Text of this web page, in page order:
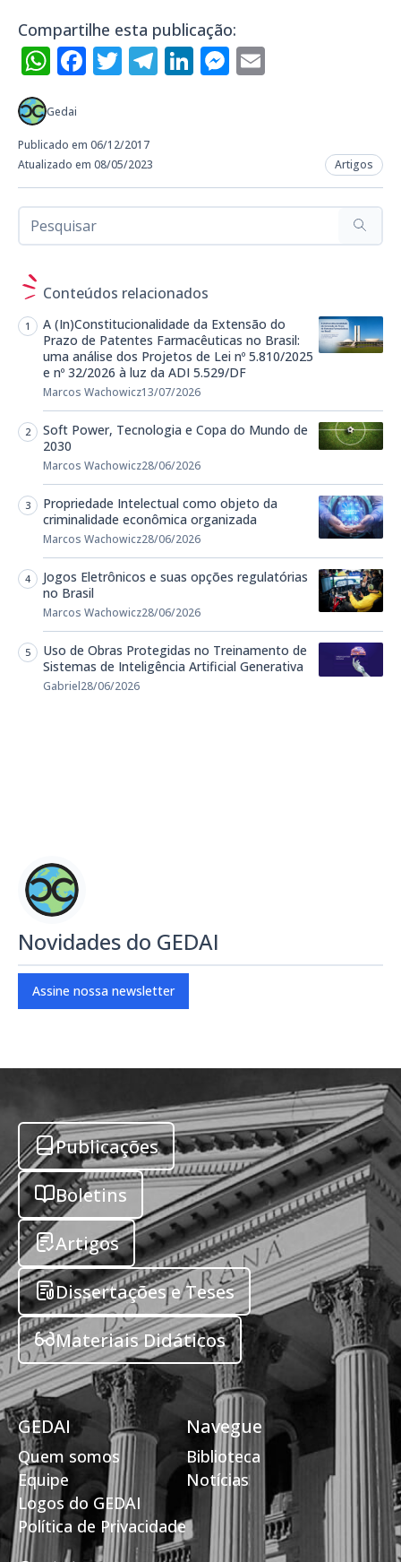
Compartilhe esta publicação:
WhatsApp
Facebook
Twitter
Telegram
LinkedIn
Messenger
Gedai
Publicado em 06/12/2017
Atualizado em 08/05/2023
Artigos
Conteúdos relacionados
A (In)Constitucionalidade da Extensão do
Prazo de Patentes Farmacêuticas no Brasil:
uma análise dos Projetos de Lei nº 5.810/2025
e nº 32/2026 à luz da ADI 5.529/DF
Marcos Wachowicz13/07/2026
Soft Power, Tecnologia e Copa do Mundo de
2030
Marcos Wachowicz28/06/2026
Propriedade Intelectual como objeto da
criminalidade econômica organizada
Marcos Wachowicz28/06/2026
Jogos Eletrônicos e suas opções regulatórias
no Brasil
Marcos Wachowicz28/06/2026
Uso de Obras Protegidas no Treinamento de
Sistemas de Inteligência Artificial Generativa
Gabriel28/06/2026
Novidades do GEDAI
Assine nossa newsletter
Publicações
Boletins
Artigos
Dissertações e Teses
Materiais Didáticos
GEDAI
Quem somos
Equipe
Logos do GEDAI
Política de Privacidade
Navegue
Biblioteca
Notícias